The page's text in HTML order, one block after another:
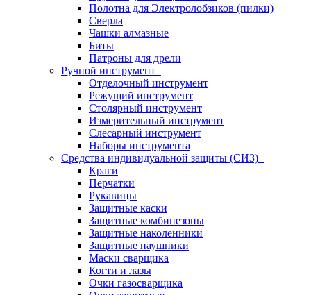
Полотна для Электролобзиков (пилки)
Сверла
Чашки алмазные
Биты
Патроны для дрели
Ручной инструмент
Отделочный инструмент
Режущий инструмент
Столярный инструмент
Измерительный инструмент
Слесарный инструмент
Наборы инструмента
Средства индивидуальной защиты (СИЗ)
Краги
Перчатки
Рукавицы
Защитные каски
Защитные комбинезоны
Защитные наколенники
Защитные наушники
Маски сварщика
Когти и лазы
Очки газосварщика